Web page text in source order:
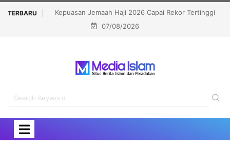
TERBARU
Tertinggi
Politisi Muslim Berpeluang jadi Senat Michigan,
Kalahkan Kandidat Pro-Israel
07/08/2026